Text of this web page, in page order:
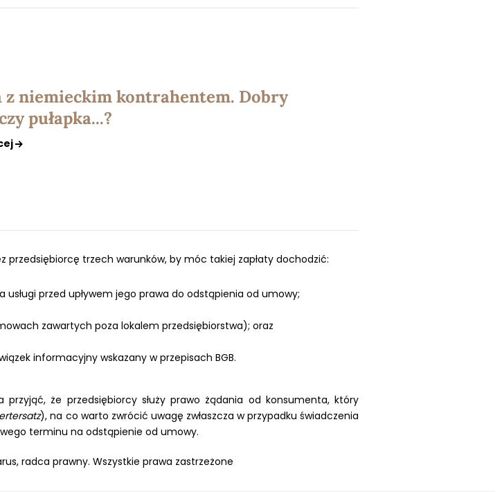
z niemieckim kontrahentem. Dobry
pułapka...?
przedsiębiorcę trzech warunków, by móc takiej zapłaty dochodzić:
przed upływem jego prawa do odstąpienia od umowy;
zawartych poza lokalem przedsiębiorstwa); oraz
informacyjny wskazany w przepisach BGB.
przyjąć, że przedsiębiorcy służy prawo żądania od konsumenta, który
), na co warto zwrócić uwagę zwłaszcza w przypadku świadczenia
terminu na odstąpienie od umowy.
radca prawny. Wszystkie prawa zastrzeżone